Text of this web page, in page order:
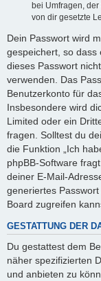
bei Umfragen,
von dir gesetzte
Dein Passwort wird
gespeichert, so dass
dieses Passwort
verwenden. Das
Benutzerkonto für
Insbesondere wird
Limited oder ein
fragen. Solltest du
die Funktion „Ich
phpBB-Software
deiner E-Mail-
generiertes
Board zugreifen
GESTATTUNG DER
Du gestattest dem
näher spezifizierten
und anbieten zu